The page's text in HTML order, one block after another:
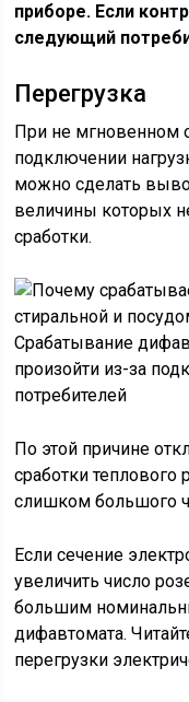
приборе. Если
следующий
Перегрузка
При не мгновенном
подключении
можно сделать
величины которых
сработки.
Срабатывание
произойти из-за
потребителей
По этой причине
сработки
слишком большого
Если сечение
увеличить число
большим
дифавтомата.
перегрузки